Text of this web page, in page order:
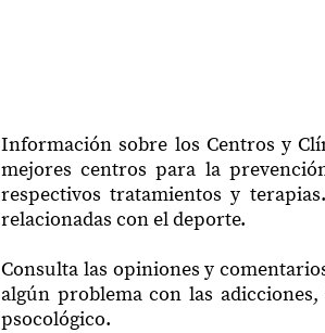
Información sobre los Centros y
mejores centros para la
respectivos tratamientos y
relacionadas con el deporte.
Consulta las opiniones y
algún problema con las
psocológico.